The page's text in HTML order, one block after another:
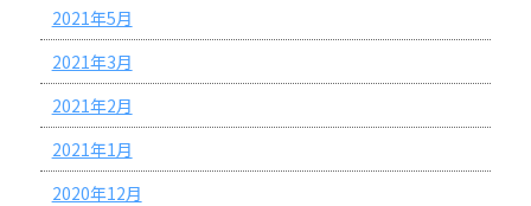
2021年5月
2021年3月
2021年2月
2021年1月
2020年12月